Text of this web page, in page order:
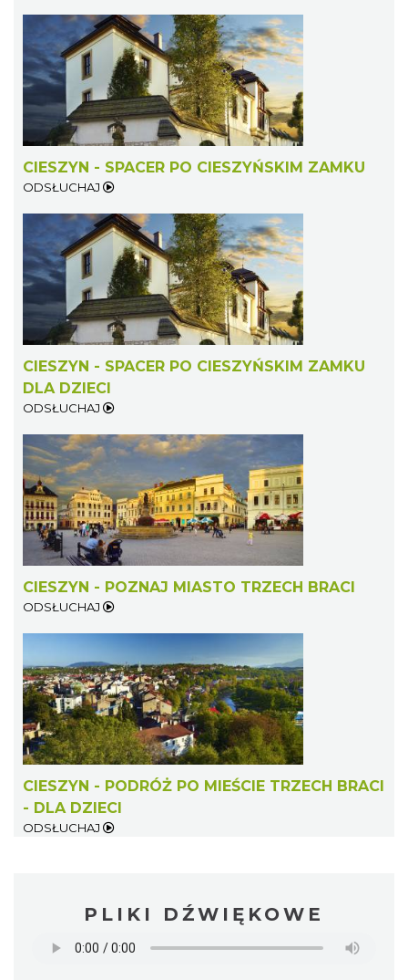
CIESZYN - SPACER PO CIESZYŃSKIM ZAMKU
ODSŁUCHAJ
CIESZYN - SPACER PO CIESZYŃSKIM ZAMKU
DLA DZIECI
ODSŁUCHAJ
CIESZYN - POZNAJ MIASTO TRZECH BRACI
ODSŁUCHAJ
CIESZYN - PODRÓŻ PO MIEŚCIE TRZECH BRACI
- DLA DZIECI
ODSŁUCHAJ
PLIKI DŹWIĘKOWE